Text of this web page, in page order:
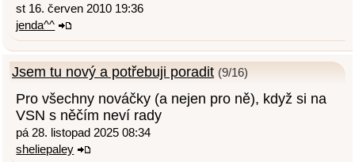
st 16. červen 2010 19:36
jenda^^
Jsem tu nový a potřebuji poradit (9/16)
Pro všechny nováčky (a nejen pro ně), když si na
VSN s něčím neví rady
pá 28. listopad 2025 08:34
sheliepaley